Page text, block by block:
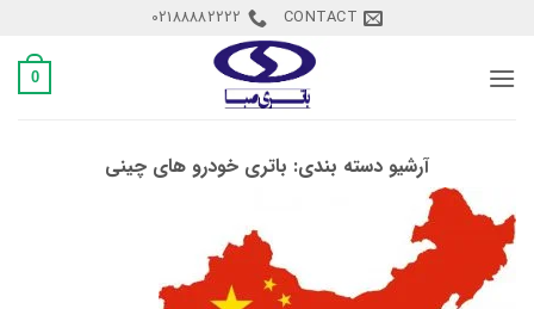
content
CONTACT
02188882222
0
آرشیو دسته بندی: باتری خودرو های چینی